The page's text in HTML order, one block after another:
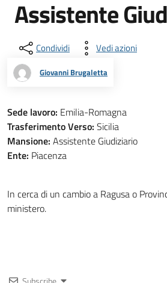
Assistente
Condividi Vedi azioni
Giovanni Brugaletta
Sede lavoro: Emilia-Romagna
Trasferimento Verso: Sicilia
Mansione: Assistente Giudiziario
Ente: Piacenza
In cerca di un cambio a Ragusa o
ministero.